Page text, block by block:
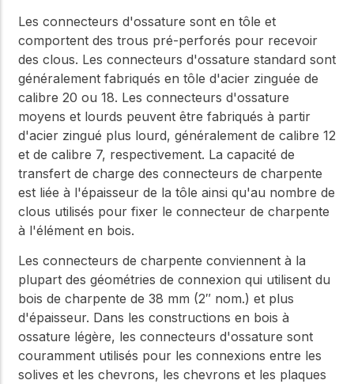
Les connecteurs d'ossature sont en tôle et
comportent des trous pré-perforés pour recevoir
des clous. Les connecteurs d'ossature standard sont
généralement fabriqués en tôle d'acier zinguée de
calibre 20 ou 18. Les connecteurs d'ossature
moyens et lourds peuvent être fabriqués à partir
d'acier zingué plus lourd, généralement de calibre 12
et de calibre 7, respectivement. La capacité de
transfert de charge des connecteurs de charpente
est liée à l'épaisseur de la tôle ainsi qu'au nombre de
clous utilisés pour fixer le connecteur de charpente
à l'élément en bois.
Les connecteurs de charpente conviennent à la
plupart des géométries de connexion qui utilisent du
bois de charpente de 38 mm (2″ nom.) et plus
d'épaisseur. Dans les constructions en bois à
ossature légère, les connecteurs d'ossature sont
couramment utilisés pour les connexions entre les
solives et les chevrons, les chevrons et les plaques